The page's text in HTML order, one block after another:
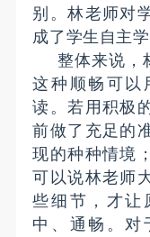
别。林老师对
成了学生自主
整体来说，
这种顺畅可以
读。若用积极
前做了充足的
现的种种情境
可以说林老师
些细节，才让
中、通畅。对